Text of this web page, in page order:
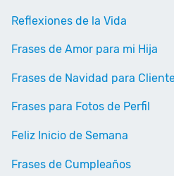
Reflexiones de la Vida
Frases de Amor para mi Hija
Frases de Navidad para
Frases para Fotos de Perfil
Feliz Inicio de Semana
Frases de Cumpleaños